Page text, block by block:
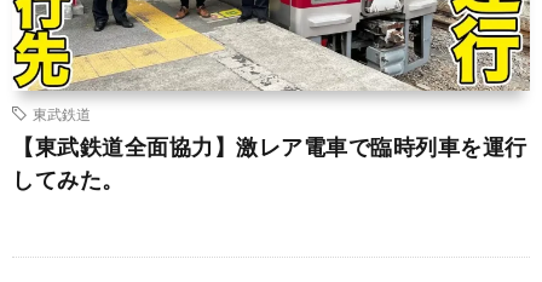
東武鉄道
【東武鉄道全面協力】激レア電車で臨時列車を運行
してみた。